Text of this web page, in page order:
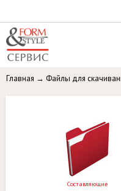
Главная → Файлы для
Составляющие